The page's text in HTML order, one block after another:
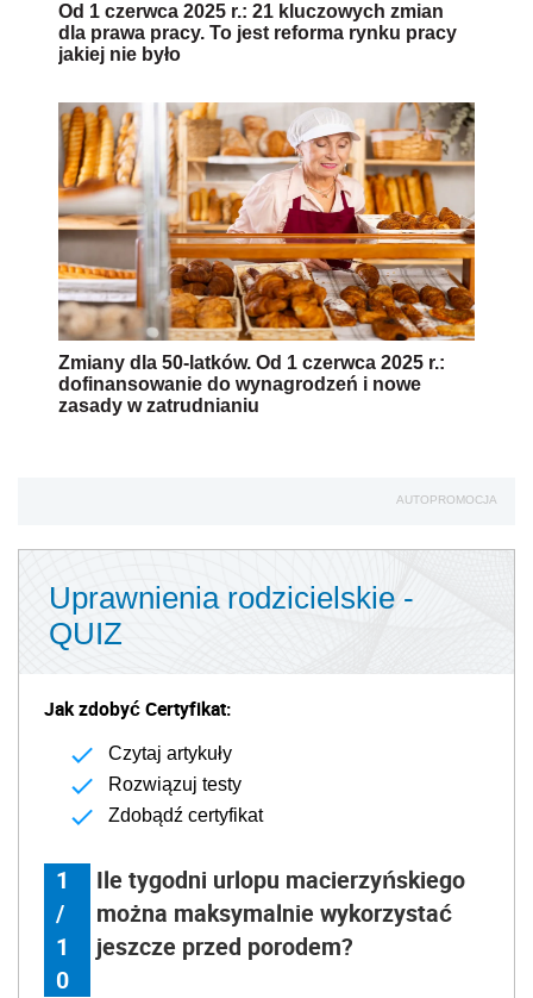
Od 1 czerwca 2025 r.: 21 kluczowych zmian
dla prawa pracy. To jest reforma rynku pracy
jakiej nie było
Zmiany dla 50-latków. Od 1 czerwca 2025 r.:
dofinansowanie do wynagrodzeń i nowe
zasady w zatrudnianiu
AUTOPROMOCJA
Uprawnienia rodzicielskie -
QUIZ
Jak zdobyć Certyfikat:
Czytaj artykuły
Rozwiązuj testy
Zdobądź certyfikat
1
/
1
0
Ile tygodni urlopu macierzyńskiego
można maksymalnie wykorzystać
jeszcze przed porodem?